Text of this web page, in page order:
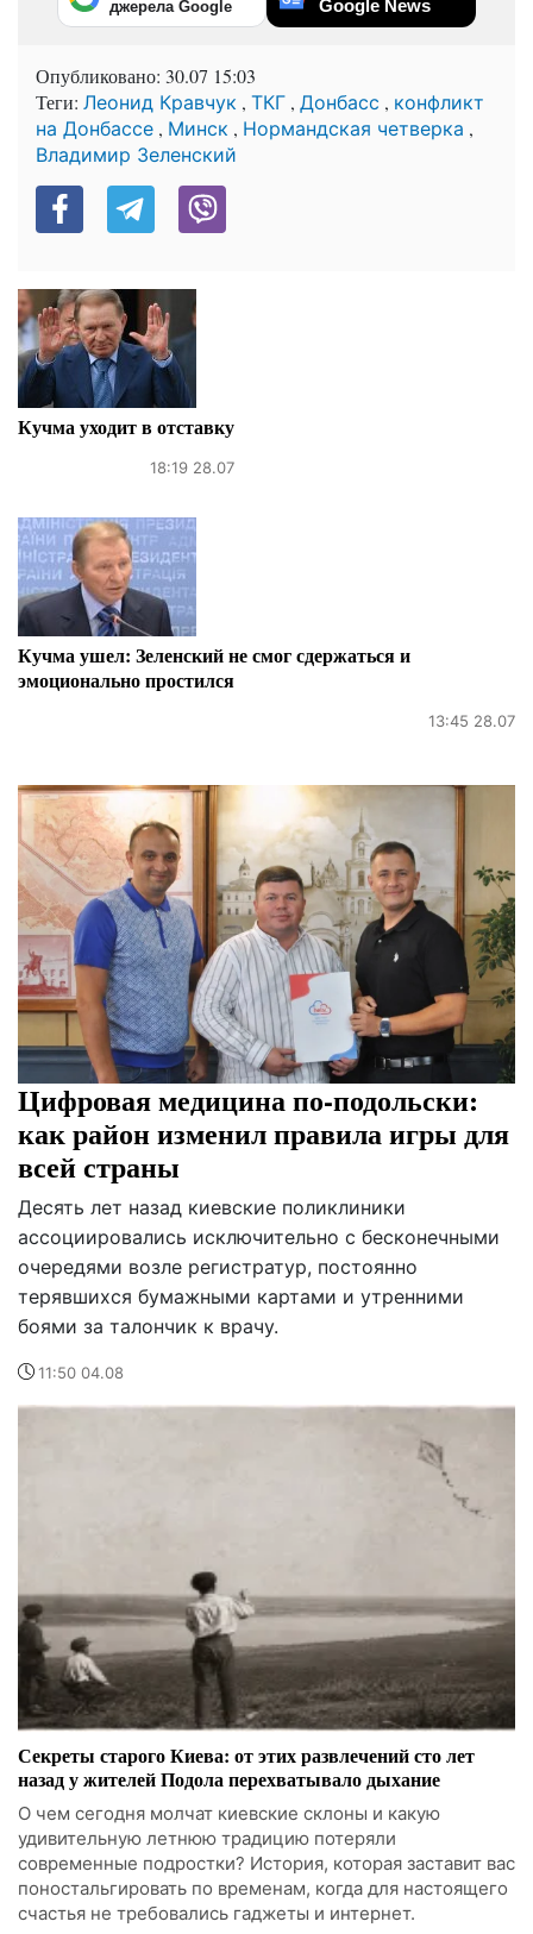
джерела Google Google News
Опубликовано: 30.07 15:03
Теги: Леонид Кравчук , ТКГ , Донбасс , конфликт
на Донбассе , Минск , Нормандская четверка ,
Владимир Зеленский
Кучма уходит в отставку
18:19 28.07
Кучма ушел: Зеленский не смог сдержаться и
эмоционально простился
13:45 28.07
Цифровая медицина по-подольски:
как район изменил правила игры для
всей страны
Десять лет назад киевские поликлиники
ассоциировались исключительно с бесконечными
очередями возле регистратур, постоянно
терявшихся бумажными картами и утренними
боями за талончик к врачу.
11:50 04.08
Секреты старого Киева: от этих развлечений сто лет
назад у жителей Подола перехватывало дыхание
О чем сегодня молчат киевские склоны и какую
удивительную летнюю традицию потеряли
современные подростки? История, которая заставит вас
поностальгировать по временам, когда для настоящего
счастья не требовались гаджеты и интернет.